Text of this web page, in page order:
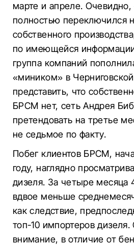
марте и апреле. Очевидно,
полностью переключился
собственного
по имеющейся
группа компаний
«миником» в
представить, что
БРСМ нет, сеть Андрея
претендовать на третье
не седьмое по факту.
Побег клиентов БРСМ,
году, наглядно
дизеля. За четыре месяца
вдвое меньше
как следствие,
топ-10 импортеров дизеля.
внимание, в отличие от